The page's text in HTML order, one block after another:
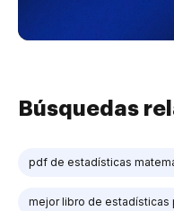
Búsquedas
pdf de estadísticas
mejor libro de estadísticas